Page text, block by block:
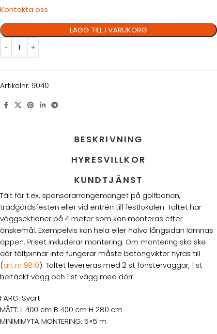
Kontakta oss
LÄGG TILL I VARUKORG
Artikelnr: 9040
BESKRIVNING
HYRESVILLKOR
KUNDTJÄNST
Tält för t.ex. sponsorarrangemanget på golfbanan,
trädgårdsfesten eller vid entrén till festlokalen. Tältet har
väggsektioner på 4 meter som kan monteras efter
önskemål. Exempelvis kan hela eller halva långsidan lämnas
öppen. Priset inkluderar montering. Om montering ska ske
där tältpinnar inte fungerar måste betongvikter hyras till
(art.nr 9810). Tältet levereras med 2 st fönsterväggar, 1 st
heltäckt vägg och 1 st vägg med dörr.
FÄRG: Svart
MÅTT: L 400 cm B 400 cm H 280 cm
MINIMIMYTA MONTERING: 5×5 m